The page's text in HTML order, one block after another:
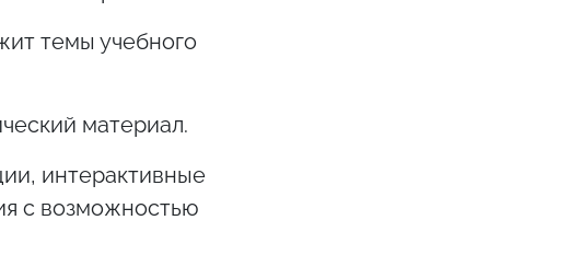
темы учебного
материал.
интерактивные
с возможностью